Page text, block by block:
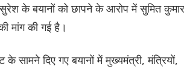
के बयानों ‌को छापने के आरोप में सुमित कुमार
मांग की गई है।
सामने दिए गए बयानों में मुख्यमंत्री, मंत्रियों,